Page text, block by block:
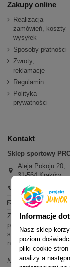
Zakupy online
Realizacja
zamówień, koszty
wysyłek
Sposoby płatności
Zwroty,
reklamacje
Regulamin
Polityka
prywatności
Kontakt
Sklep sportowy
Aleja Pokoju 20,
31-564 Kraków
+48 600 779 897
Zapraszamy do
poniedziałek - piątek:
sobota: 10.00-14.00
niedziela (każda):
Nie odpowiadamy
Informacje
Nasz sklep
poziom
pliki cookie stron
analizy a